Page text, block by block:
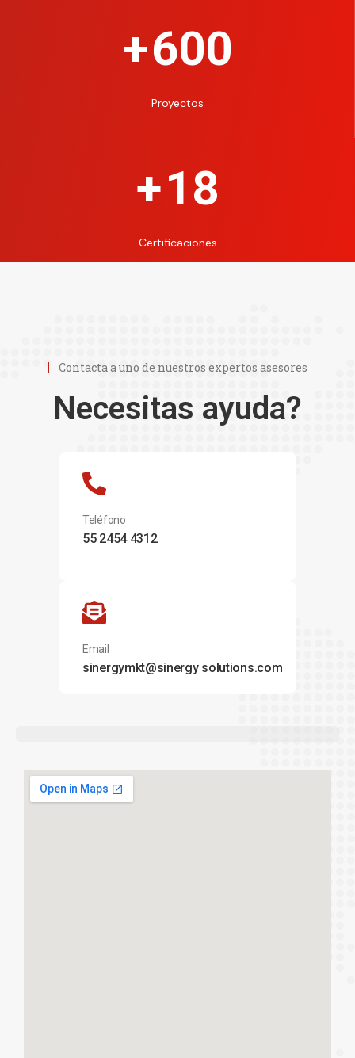
+600
Proyectos
+18
Certificaciones
Contacta a uno de nuestros expertos asesores
Necesitas ayuda?
Teléfono
55 2454 4312
Email
sinergymkt@sinergy solutions.com